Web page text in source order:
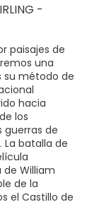
-
paisajes de
una
su método de
hacia
los
de
La batalla de
William
de la
el Castillo de